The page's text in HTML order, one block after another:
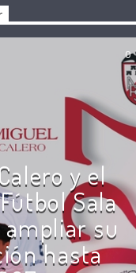
0
y el
Sala
su
hasta